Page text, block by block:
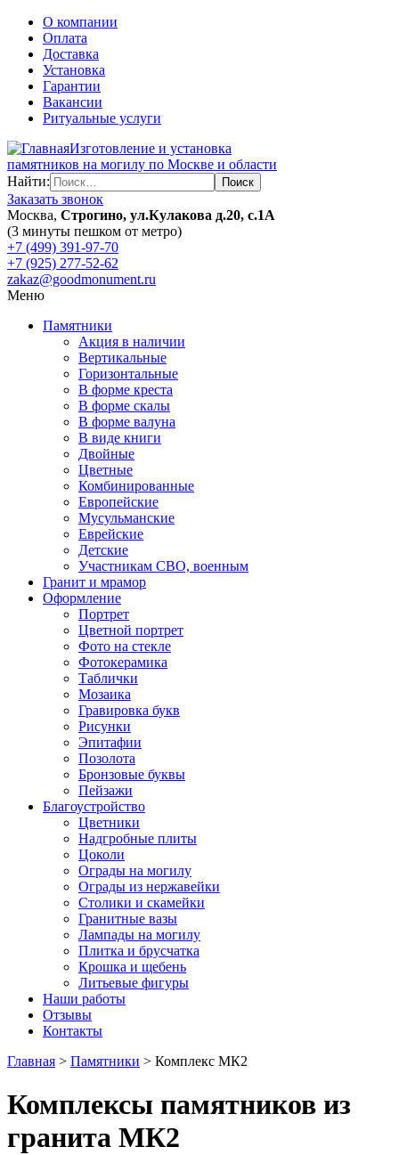
О компании
Оплата
Доставка
Установка
Гарантии
Вакансии
Ритуальные услуги
Изготовление и установка
памятников на могилу по Москве и области
Найти:
Заказать звонок
Москва, Строгино, ул.Кулакова д.20, с.1А
(3 минуты пешком от метро)
+7 (499) 391-97-70
+7 (925) 277-52-62
zakaz@goodmonument.ru
Меню
Памятники
Акция в наличии
Вертикальные
Горизонтальные
В форме креста
В форме скалы
В форме валуна
В виде книги
Двойные
Цветные
Комбинированные
Европейские
Мусульманские
Еврейские
Детские
Участникам СВО, военным
Гранит и мрамор
Оформление
Портрет
Цветной портрет
Фото на стекле
Фотокерамика
Таблички
Мозаика
Гравировка букв
Рисунки
Эпитафии
Позолота
Бронзовые буквы
Пейзажи
Благоустройство
Цветники
Надгробные плиты
Цоколи
Ограды на могилу
Ограды из нержавейки
Столики и скамейки
Гранитные вазы
Лампады на могилу
Плитка и брусчатка
Крошка и щебень
Литьевые фигуры
Наши работы
Отзывы
Контакты
Главная > Памятники > Комплекс МК2
Комплексы памятников из
гранита МК2